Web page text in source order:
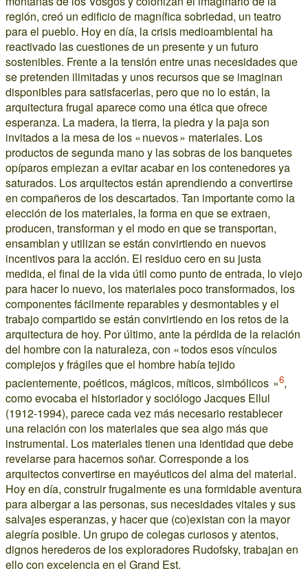
región, creó un edificio de magnífica sobriedad, un teatro
para el pueblo. Hoy en día, la crisis medioambiental ha
reactivado las cuestiones de un presente y un futuro
sostenibles. Frente a la tensión entre unas necesidades que
se pretenden ilimitadas y unos recursos que se imaginan
disponibles para satisfacerlas, pero que no lo están, la
arquitectura frugal aparece como una ética que ofrece
esperanza. La madera, la tierra, la piedra y la paja son
invitados a la mesa de los « nuevos » materiales. Los
productos de segunda mano y las sobras de los banquetes
opíparos empiezan a evitar acabar en los contenedores ya
saturados. Los arquitectos están aprendiendo a convertirse
en compañeros de los descartados. Tan importante como la
elección de los materiales, la forma en que se extraen,
producen, transforman y el modo en que se transportan,
ensamblan y utilizan se están convirtiendo en nuevos
incentivos para la acción. El residuo cero en su justa
medida, el final de la vida útil como punto de entrada, lo viejo
para hacer lo nuevo, los materiales poco transformados, los
componentes fácilmente reparables y desmontables y el
trabajo compartido se están convirtiendo en los retos de la
arquitectura de hoy. Por último, ante la pérdida de la relación
del hombre con la naturaleza, con « todos esos vínculos
complejos y frágiles que el hombre había tejido
pacientemente, poéticos, mágicos, míticos, simbólicos »6,
como evocaba el historiador y sociólogo Jacques Ellul
(1912-1994), parece cada vez más necesario restablecer
una relación con los materiales que sea algo más que
instrumental. Los materiales tienen una identidad que debe
revelarse para hacernos soñar. Corresponde a los
arquitectos convertirse en mayéuticos del alma del material.
Hoy en día, construir frugalmente es una formidable aventura
para albergar a las personas, sus necesidades vitales y sus
salvajes esperanzas, y hacer que (co)existan con la mayor
alegría posible. Un grupo de colegas curiosos y atentos,
dignos herederos de los exploradores Rudofsky, trabajan en
ello con excelencia en el Grand Est.